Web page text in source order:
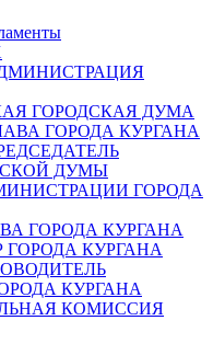
ГОРОДСКАЯ ДУМА
ГОРОДА КУРГАНА
ДУМЫ
ГОРОДА
ГОРОДА КУРГАНА
КУРГАНА
КУРГАНА
КОМИССИЯ